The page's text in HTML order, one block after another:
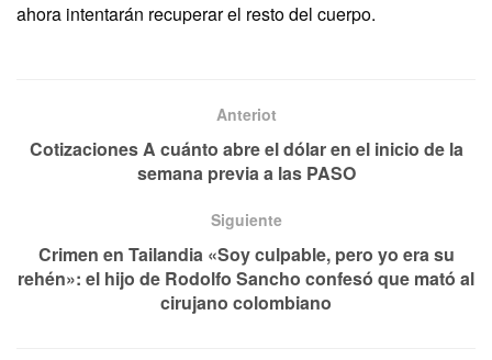
ahora intentarán recuperar el resto del cuerpo.
Anteriot
Cotizaciones A cuánto abre el dólar en el inicio de la
semana previa a las PASO
Siguiente
Crimen en Tailandia «Soy culpable, pero yo era su
rehén»: el hijo de Rodolfo Sancho confesó que mató al
cirujano colombiano